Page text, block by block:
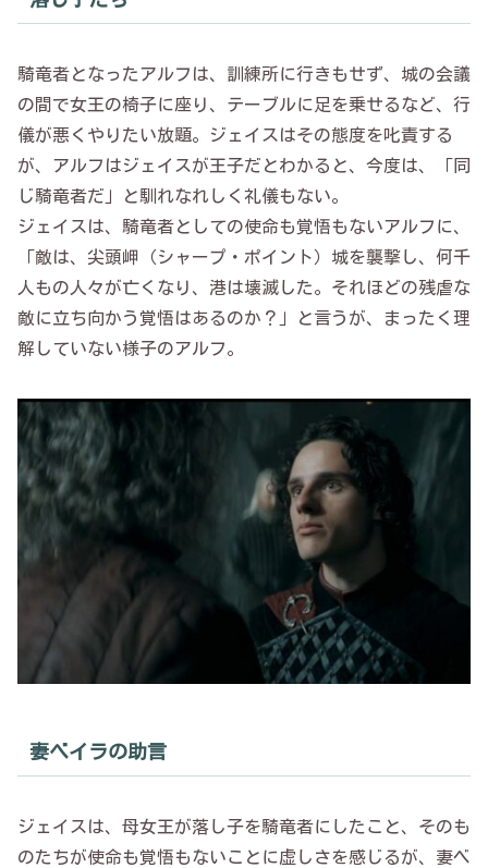
騎竜者となったアルフは、訓練所に行きもせず、城の会議
の間で女王の椅子に座り、テーブルに足を乗せるなど、行
儀が悪くやりたい放題。ジェイスはその態度を叱責する
が、アルフはジェイスが王子だとわかると、今度は、「同
じ騎竜者だ」と馴れなれしく礼儀もない。
ジェイスは、騎竜者としての使命も覚悟もないアルフに、
「敵は、尖頭岬（シャープ・ポイント）城を襲撃し、何千
人もの人々が亡くなり、港は壊滅した。それほどの残虐な
敵に立ち向かう覚悟はあるのか？」と言うが、まったく理
解していない様子のアルフ。
妻ベイラの助言
ジェイスは、母女王が落し子を騎竜者にしたこと、そのも
のたちが使命も覚悟もないことに虚しさを感じるが、妻ベ